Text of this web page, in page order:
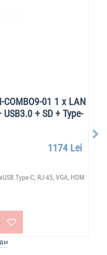
01 1 х LAN
+ SD + Type-
1174 Lei
Type-C, RJ-45, VGA, HDM